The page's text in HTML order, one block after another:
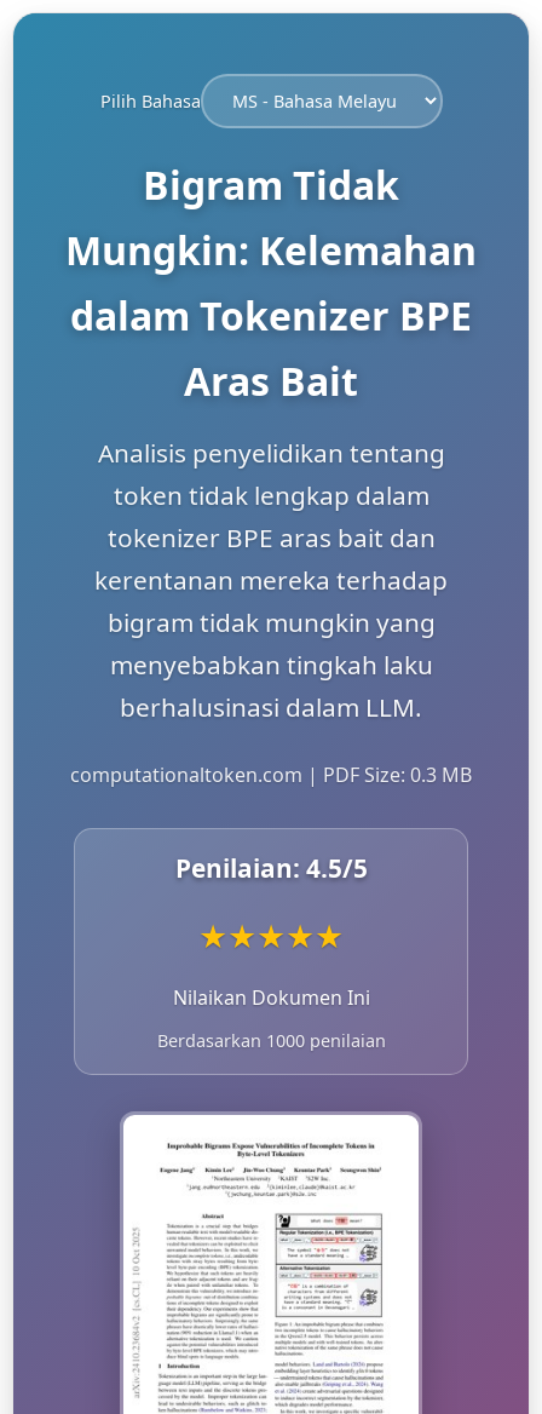
Pilih Bahasa
Bigram Tidak
Mungkin: Kelemahan
dalam Tokenizer BPE
Aras Bait
Analisis penyelidikan tentang
token tidak lengkap dalam
tokenizer BPE aras bait dan
kerentanan mereka terhadap
bigram tidak mungkin yang
menyebabkan tingkah laku
berhalusinasi dalam LLM.
computationaltoken.com | PDF Size: 0.3 MB
Penilaian: 4.5/5
★★★★★
Nilaikan Dokumen Ini
Berdasarkan 1000 penilaian